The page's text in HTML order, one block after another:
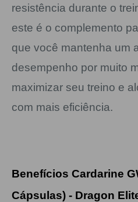
resistência durante o
este é o complemento
que você mantenha um
desempenho por muito
maximizar seu treino e
com mais eficiência.
Benefícios Cardarine
Cápsulas) - Dragon